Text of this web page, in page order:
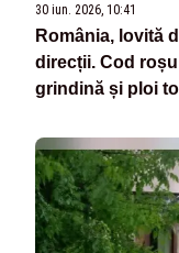
30 iun. 2026, 10:41
România, lovită
direcții. Cod
grindină și ploi